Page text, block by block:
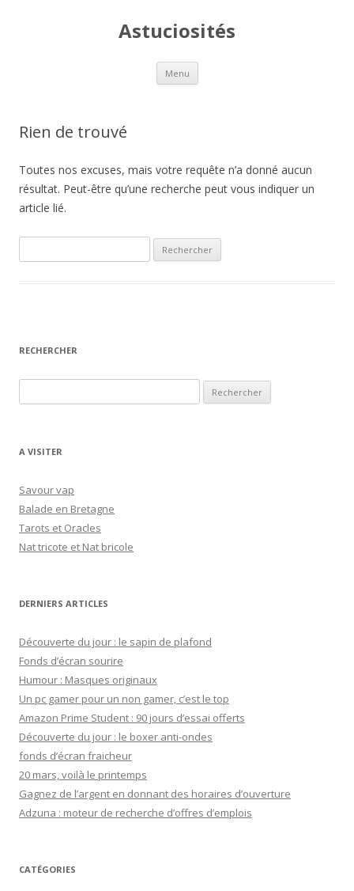
Astuciosités
Menu Aller
contenu
Rien de trouvé
Toutes nos excuses, mais votre requête n’a donné aucun
résultat. Peut-être qu’une recherche peut vous indiquer un
article lié.
e
h
:
RECHERCHER
e
h
r
c
h
e
:
A VISITER
Savour vap
Balade en Bretagne
Tarots et Oracles
Nat tricote et Nat bricole
DERNIERS ARTICLES
Découverte du jour : le sapin de plafond
Fonds d’écran sourire
Humour : Masques originaux
Un pc gamer pour un non gamer, c’est le top
Amazon Prime Student : 90 jours d’essai offerts
Découverte du jour : le boxer anti-ondes
fonds d’écran fraicheur
20 mars, voilà le printemps
Gagnez de l’argent en donnant des horaires d’ouverture
Adzuna : moteur de recherche d’offres d’emplois
CATÉGORIES